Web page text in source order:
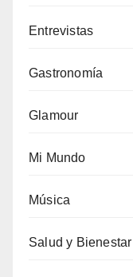
Entrevistas
Gastronomía
Glamour
Mi Mundo
Música
Salud y Bienestar